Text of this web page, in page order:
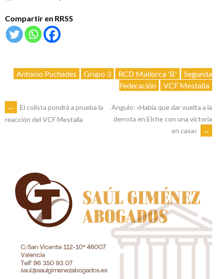
Compartir en RRSS
Antonio Puchades Grupo 3 RCD Mallorca 'B'
Segunda
Federación
VCF Mestalla
NAVEGACIÓN
ENTRADAS
←
El colista pondrá a prueba la
reacción del VCF Mestalla
Angulo: «Había que dar vuelta a la
derrota en Elche con una victoria
en casa»
→